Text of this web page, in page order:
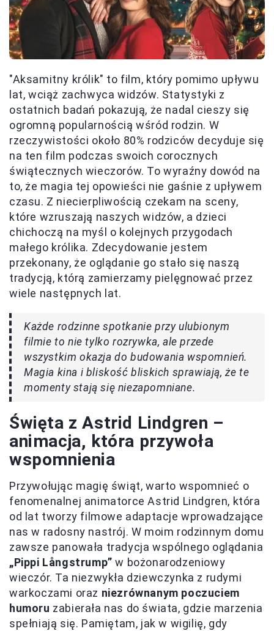
"Aksamitny królik" to film, który pomimo upływu
lat, wciąż zachwyca widzów. Statystyki z
ostatnich badań pokazują, że nadal cieszy się
ogromną popularnością wśród rodzin. W
rzeczywistości około 80% rodziców decyduje się
na ten film podczas swoich corocznych
świątecznych wieczorów. To wyraźny dowód na
to, że magia tej opowieści nie gaśnie z upływem
czasu. Z niecierpliwością czekam na sceny,
które wzruszają naszych widzów, a dzieci
chichoczą na myśl o kolejnych przygodach
małego królika. Zdecydowanie jestem
przekonany, że oglądanie go stało się naszą
tradycją, którą zamierzamy pielęgnować przez
wiele następnych lat.
Każde rodzinne spotkanie przy ulubionym
filmie to nie tylko rozrywka, ale przede
wszystkim okazja do budowania wspomnień.
Magia kina i bliskość bliskich sprawiają, że te
momenty stają się niezapomniane.
Święta z Astrid Lindgren –
animacja, która przywoła
wspomnienia
Przywołując magię świąt, warto wspomnieć o
fenomenalnej animatorce Astrid Lindgren, która
od lat tworzy filmowe adaptacje wprowadzające
nas w radosny nastrój. W moim rodzinnym domu
zawsze panowała tradycja wspólnego oglądania
„Pippi Långstrump” w bożonarodzeniowy
wieczór. Ta niezwykła dziewczynka z rudymi
warkoczami oraz niezrównanym poczuciem
humoru zabierała nas do świata, gdzie marzenia
spełniają się. Pamiętam, jak w wigilię, gdy